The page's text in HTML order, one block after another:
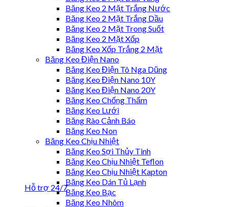
Hỗ trợ 24/7
Băng Keo 2 Mặt Trắng Nước
Băng Keo 2 Mặt Trắng Dầu
Băng Keo 2 Mặt Trong Suốt
Băng Keo 2 Mặt Xốp
Băng Keo Xốp Trắng 2 Mặt
Băng Keo Điện Nano
Băng Keo Điện Tô Nga Dũng
Băng Keo Điện Nano 10Y
Băng Keo Điện Nano 20Y
Băng Keo Chống Thấm
Băng Keo Lưới
Băng Rào Cảnh Báo
Băng Keo Non
Băng Keo Chịu Nhiệt
Băng Keo Sợi Thủy Tinh
Băng Keo Chịu Nhiệt Teflon
Băng Keo Chịu Nhiệt Kapton
Băng Keo Dán Tủ Lạnh
Băng Keo Bạc
Băng Keo Nhôm